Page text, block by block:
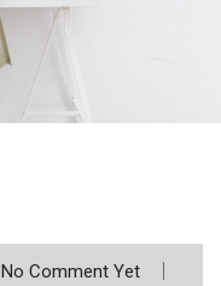
No Comment Yet